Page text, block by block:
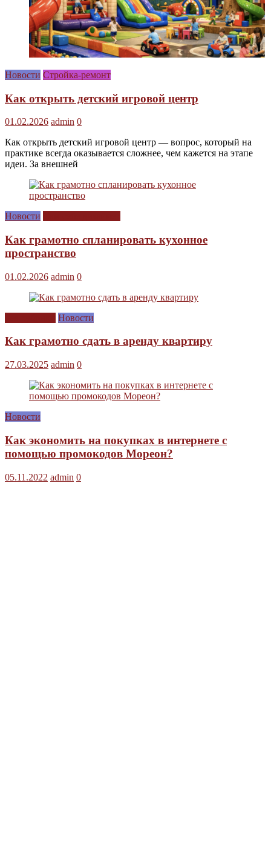
Новости Стройка-ремонт
Как открыть детский игровой центр
01.02.2026 admin 0
Как открыть детский игровой центр — вопрос, который на
практике всегда оказывается сложнее, чем кажется на этапе
идеи. За внешней
Новости
Как грамотно спланировать кухонное
пространство
01.02.2026 admin 0
Новости
Как грамотно сдать в аренду квартиру
27.03.2025 admin 0
Новости
Как экономить на покупках в интернете с
помощью промокодов Мореон?
05.11.2022 admin 0